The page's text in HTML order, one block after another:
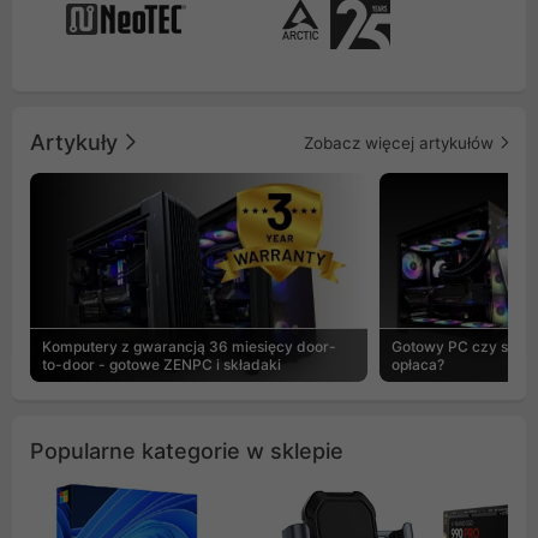
Artykuły Zobacz więcej artykułów
Komputery z gwarancją 36 miesięcy door-
to-door - gotowe ZENPC i składaki
Gotowy PC czy
opłaca?
Popularne kategorie w sklepie